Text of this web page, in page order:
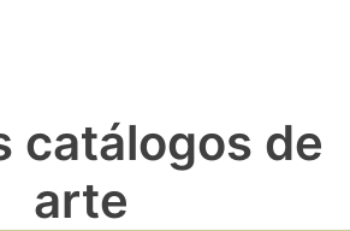
catálogos de
arte